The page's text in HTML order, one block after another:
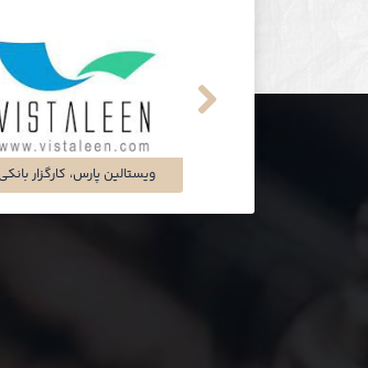
شرکت تجارت سگال آرتا